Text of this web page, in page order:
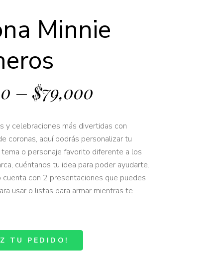
Minnie
– $79,000
y celebraciones más divertidas con
coronas, aquí podrás personalizar tu
tema o personaje favorito diferente a los
cuéntanos tu idea para poder ayudarte.
con 2 presentaciones que puedes
usar o listas para armar mientras te
TU PEDIDO!